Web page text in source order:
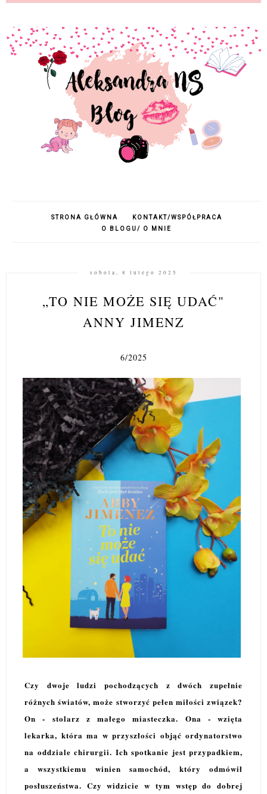
STRONA GŁÓWNA
KONTAKT/WSPÓŁPRACA
O BLOGU/ O MNIE
sobota, 8 lutego 2025
„TO NIE MOŻE SIĘ UDAĆ"
ANNY JIMENZ
6/2025
Czy dwoje ludzi pochodzących z dwóch zupełnie
różnych światów, może stworzyć pełen miłości związek?
On - stolarz z małego miasteczka. Ona - wzięta
lekarka, która ma w przyszłości objąć ordynatorstwo
na oddziale chirurgii. Ich spotkanie jest przypadkiem,
a wszystkiemu winien samochód, który odmówił
posłuszeństwa. Czy widzicie w tym wstęp do dobrej